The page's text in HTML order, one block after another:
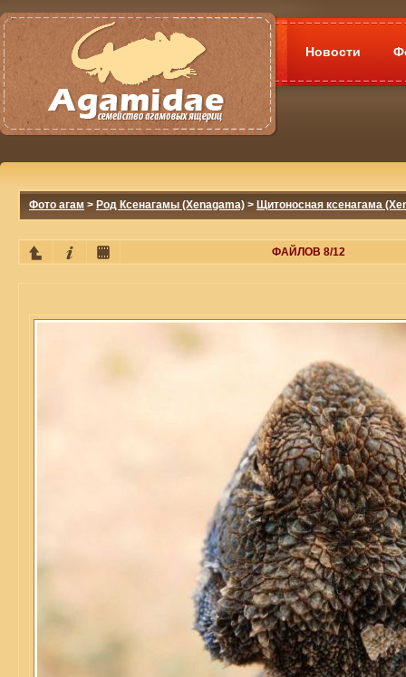
Новости
Фото агам > Род Ксенагамы (Xenagama) > Щитоносная ксенагама
ФАЙЛОВ 8/12